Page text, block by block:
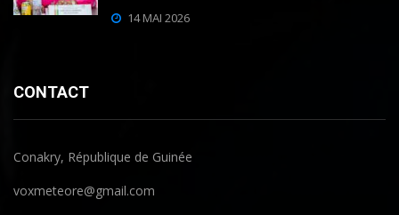
14 MAI 2026
CONTACT
Conakry, République de Guinée
voxmeteore@gmail.com